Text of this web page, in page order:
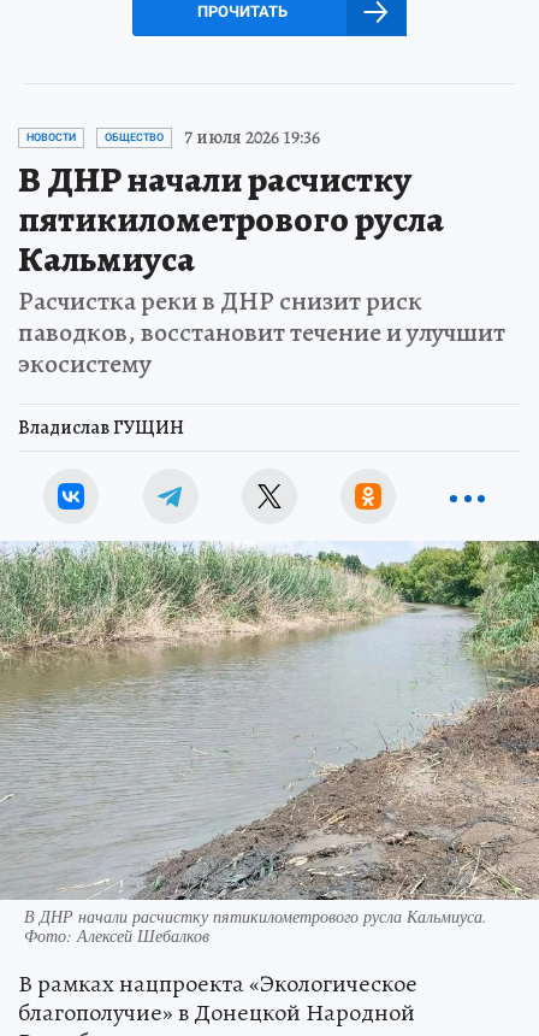
ПРОЧИТАТЬ
НОВОСТИ ОБЩЕСТВО 7 июля 2026 19:36
В ДНР начали расчистку
пятикилометрового русла
Кальмиуса
Расчистка реки в ДНР снизит риск
паводков, восстановит течение и улучшит
экосистему
Владислав ГУЩИН
В ДНР начали расчистку пятикилометрового русла Кальмиуса.
Фото: Алексей Шебалков
В рамках нацпроекта «Экологическое
благополучие» в Донецкой Народной